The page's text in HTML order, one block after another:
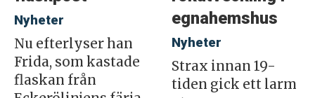
Nyheter
Nu efterlyser han
Frida, som kastade
flaskan från
egnahemshus
Nyheter
Strax innan 19-
tiden gick ett larm